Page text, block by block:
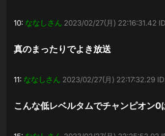
10: ななしさん 2023/02/27(月) 22:16:31.42
真のまったりでよき放送
11: ななしさん 2023/02/27(月) 22:17:32.29
こんな低レベルタムでチャンピオン0